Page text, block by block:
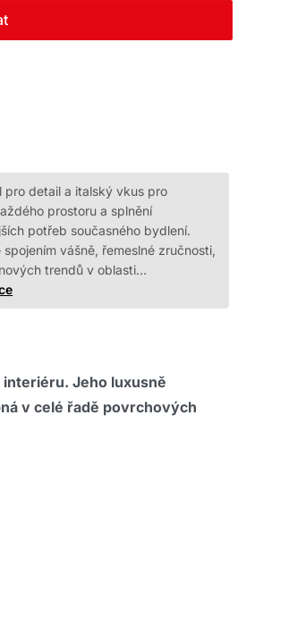
pro detail a italský vkus pro
prostoru a splnění
potřeb současného bydlení.
spojením vášně, řemeslné zručnosti,
trendů v oblasti…
Jeho luxusně
v celé řadě povrchových